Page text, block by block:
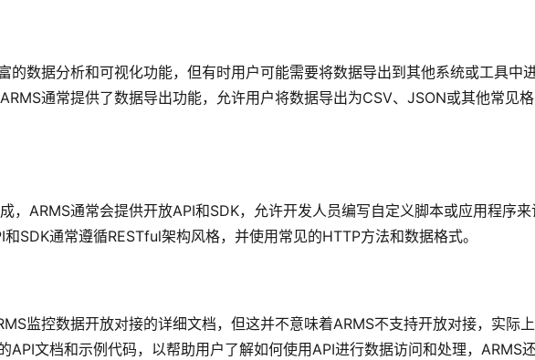
的数据分析和可视化功能，但有时用户可能需要将数据导出到其他系统或工具中
通常提供了数据导出功能，允许用户将数据导出为CSV、JSON或其他常见格
，ARMS通常会提供开放API和SDK，允许开发人员编写自定义脚本或应用程序来
SDK通常遵循RESTful架构风格，并使用常见的HTTP方法和数据格式。
监控数据开放对接的详细文档，但这并不意味着ARMS不支持开放对接，实际上
API文档和示例代码，以帮助用户了解如何使用API进行数据访问和处理，ARMS